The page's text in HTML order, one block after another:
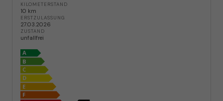
KILOMETERSTAND
10 km
ERSTZULASSUNG
27.03.2026
ZUSTAND
unfallfrei